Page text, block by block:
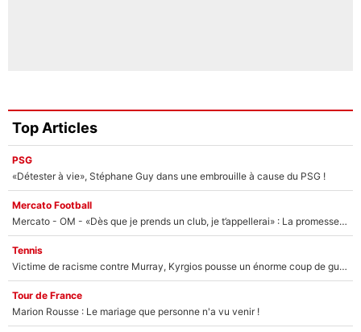
Top Articles
PSG
«Détester à vie», Stéphane Guy dans une embrouille à cause du PSG !
Mercato Football
Mercato - OM - «Dès que je prends un club, je t’appellerai» : La promesse de Marcelino au moment de claquer la porte
Tennis
Victime de racisme contre Murray, Kyrgios pousse un énorme coup de gueule !
Tour de France
Marion Rousse : Le mariage que personne n'a vu venir !